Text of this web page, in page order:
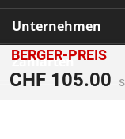
BERGER-PREIS
CHF 105.00
Unternehmen
Zahlarten